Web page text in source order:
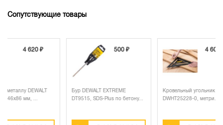
Сопутствующие товары
Бур DEWALT EXTREME
DT9515, SDS-Plus по бетону...
4 600 ₽
Кровельный угольник DEWALT
DWHT25228-0, метри...